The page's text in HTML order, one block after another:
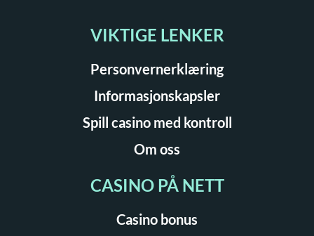
VIKTIGE LENKER
Personvernerklæring
Informasjonskapsler
Spill casino med kontroll
Om oss
CASINO PÅ NETT
Casino bonus